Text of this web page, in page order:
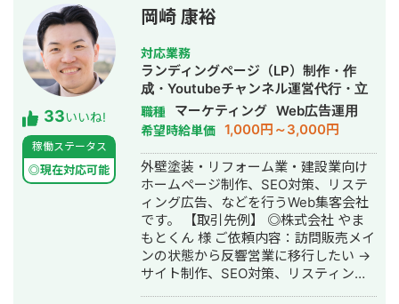
13年目） 「地域の利益を生み出し課題
解決を実現する（Regional Yield
Solution REALIZE）」をミッションに
掲げ、岐阜県を拠点に全国の中小企
業・スタートアップを対象としたSNS
プロモーション・デジタルPR戦略支援
事業を展開。 Instagram・X・
TikTok・YouTube・LINEの全SNSプラ
ットフォームに対応した一気通貫の伴
走型PR支援を提供し、累計支援実績
300社以上。Lステップ正規代理店・iス
テップ正規代理店として、LINE・
Instagramの自動化支援にも対応。 代
理店ビジネスでは1年間で174社の加盟
獲得・売上9,500万円を達成するなど、
地方発のデジタルマーケティング会社
として実績を積み上げています。
33いいね!
稼働ステータス
◎現在対応可能
岡崎 康裕
対応業務
ランディングページ（LP）制作・作
成・Youtubeチャンネル運営代行・立
ち上げ・SEO対策・新規事業立上・
SNS運用代行・記事作成代行・ライテ
ィング・ホームページ制作・作成・バ
ナー制作・デザイン・リスティング広
告運用代行・オウンドメディア制作・
構築・運用代行・動画制作・動画編集
職種 マーケティング Web広告運用
希望時給単価 1,000円～3,000円
外壁塗装・リフォーム業・建設業向け
ホームページ制作、SEO対策、リステ
ィング広告、などを行うWeb集客会社
です。 【取引先例】 ◎株式会社 やま
もとくん 様 ご依頼内容：訪問販売メイ
ンの状態から反響営業に移行したい →
サイト制作、SEO対策、リスティング